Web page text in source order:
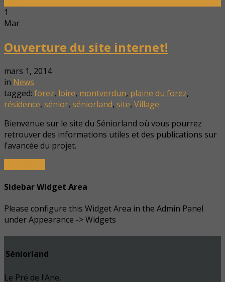
1
Mar
Ouverture du site internet!
mars 1, 2014
in News
tagged: forez, loire, montverdun, plaine du forez,
résidence, sénior, séniorland, site, Village
Bienvenue sur le site du Séniorland où vous pourrez
retrouver des informations utiles et des publications sur
l’avancée du projet.
Sidebar Widget Area
Please configure this Widget Area in the Admin Panel
under Appearance -> Widgets
Séniorland
Le Pré de l’Ane,